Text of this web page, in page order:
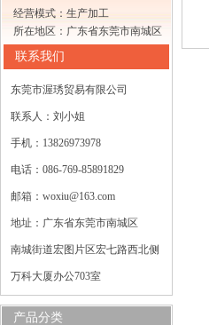
经营模式：生产加工
所在地区：广东省东莞市南城区
联系我们
东莞市渥琇贸易有限公司
联系人：刘小姐
手机：13826973978
电话：086-769-85891829
邮箱：woxiu@163.com
地址：广东省东莞市南城区
南城街道宏图片区宏七路西北侧
万科大厦办公703室
产品分类